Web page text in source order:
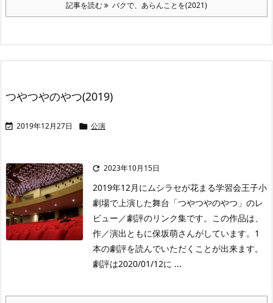
記事を読む バクで、あらんことを(2021)
つやつやのやつ(2019)
 2019年12月27日  公演
 2023年10月15日
2019年12月にムシラセが花まる学習会王子小
劇場で上演した舞台「つやつやのやつ」のレ
ビュー／劇評のリンク集です。この作品は、
作／演出ともに保坂萌さんがしています。1
本の劇評を読んでいただくことが出来ます。
劇評は2020/01/12に ...